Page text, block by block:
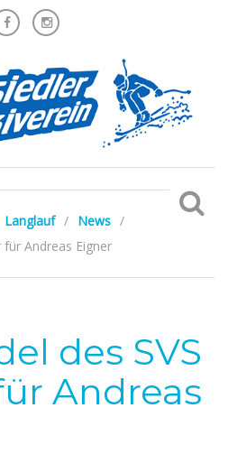
Langlauf / News /
für Andreas Eigner
des SVS
Andreas